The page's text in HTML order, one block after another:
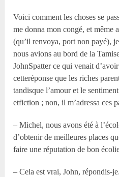
Voici comment les choses se
me donna mon congé, et même
(qu’il renvoya, port non payé),
nous avions au bord de la
JohnSpatter ce qui venait
cetteréponse que les riches
tandisque l’amour et le
etfiction ; non, il m’adressa ces
– Michel, nous avons été à
d’obtenir de meilleures places
faire une réputation de bon
– Cela est vrai, John, répondis-je.